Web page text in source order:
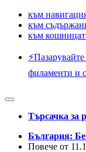
към
към
към
филаменти и
Търсачка за
България:
Повече от